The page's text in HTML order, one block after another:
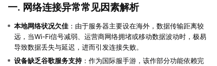
一. 网络连接异常常见因素解析
本地网络状况欠佳 ：由于服务器主要设在海外，数据传输距离较
远，当Wi-Fi信号减弱、运营商网络拥堵或移动数据波动时，极易
导致数据丢失与延迟，进而引发连接失败。
设备缺乏谷歌服务支持：作为国际服手游，该作部分功能依赖完